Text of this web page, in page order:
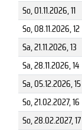
So, 01.11.2026, 11
So, 08.11.2026, 12
Sa, 21.11.2026, 13
Sa, 28.11.2026, 14
Sa, 05.12.2026, 15
So, 21.02.2027, 16
So, 28.02.2027, 17